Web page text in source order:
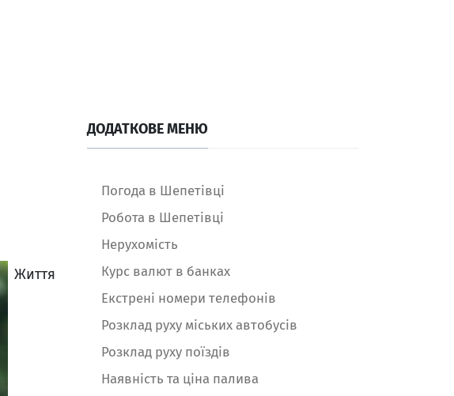
Життя
ДОДАТКОВЕ МЕНЮ
Погода в Шепетівці
Робота в Шепетівці
Нерухомість
Курс валют в банках
Екстрені номери телефонів
Розклад руху міських автобусів
Розклад руху поїздів
Наявність та ціна палива